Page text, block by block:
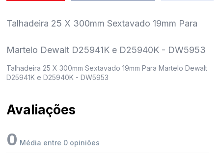
Talhadeira 25 X 300mm Sextavado 19mm Para
Martelo Dewalt D25941K e D25940K - DW5953
Talhadeira 25 X 300mm Sextavado 19mm Para Martelo Dewalt
D25941K e D25940K - DW5953
Avaliações
0 Média entre 0 opiniões